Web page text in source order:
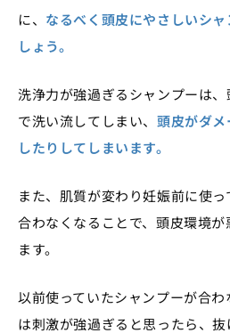
に、 なるべく頭皮にやさしいシ
しょう。
洗浄力が強過ぎるシャンプーは
で洗い流してしまい、 頭皮がダ
したりしてしまいます。
また、肌質が変わり妊娠前に使
合わなくなることで、頭皮環境が
ます。
以前使っていたシャンプーが合わ
は刺激が強過ぎると思ったら、